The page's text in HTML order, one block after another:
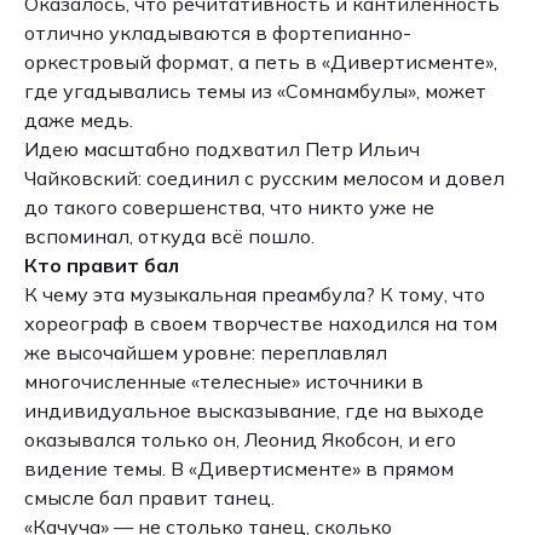
отлично укладываются в фортепианно-
оркестровый формат, а петь в «Дивертисменте»,
где угадывались темы из «Сомнамбулы», может
даже медь.
Идею масштабно подхватил Петр Ильич
Чайковский: соединил с русским мелосом и довел
до такого совершенства, что никто уже не
вспоминал, откуда всё пошло.
Кто правит бал
К чему эта музыкальная преамбула? К тому, что
хореограф в своем творчестве находился на том
же высочайшем уровне: переплавлял
многочисленные «телесные» источники в
индивидуальное высказывание, где на выходе
оказывался только он, Леонид Якобсон, и его
видение темы. В «Дивертисменте» в прямом
смысле бал правит танец.
«Качуча» — не столько танец, сколько